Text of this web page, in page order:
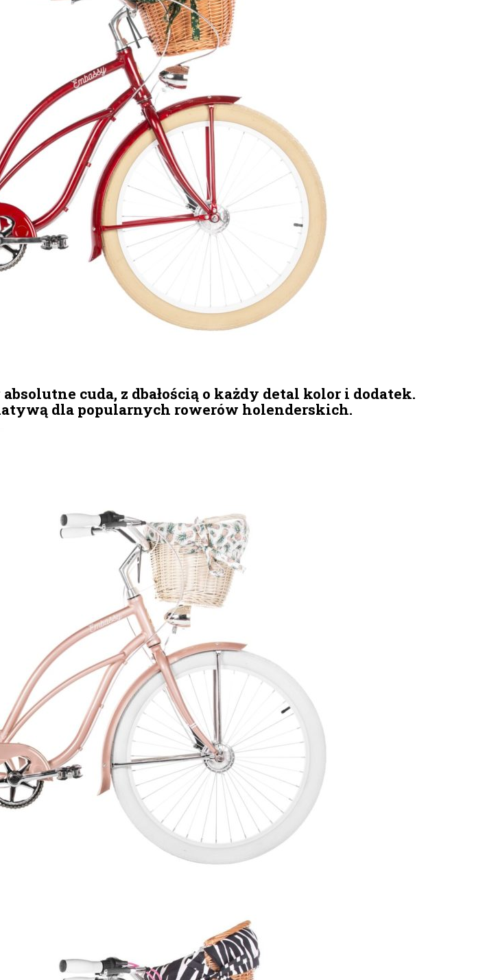
cuda, z dbałością o każdy detal kolor i dodatek.
dla popularnych rowerów holenderskich.